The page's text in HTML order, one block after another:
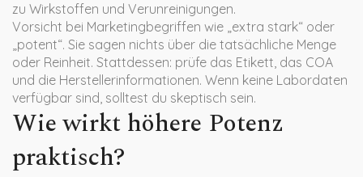
zu Wirkstoffen und Verunreinigungen.
Vorsicht bei Marketingbegriffen wie „extra stark“ oder
„potent“. Sie sagen nichts über die tatsächliche Menge
oder Reinheit. Stattdessen: prüfe das Etikett, das COA
und die Herstellerinformationen. Wenn keine Labordaten
verfügbar sind, solltest du skeptisch sein.
Wie wirkt höhere Potenz
praktisch?